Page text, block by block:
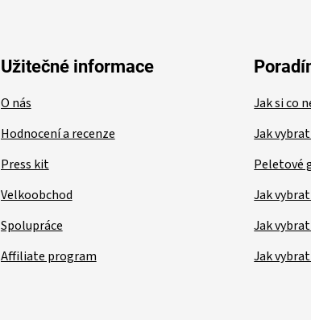
Užitečné informace
O nás
Hodnocení a recenze
Press kit
Velkoobchod
Spolupráce
Affiliate program
Jak si co
Jak
Peletové
Jak
Jak
Jak